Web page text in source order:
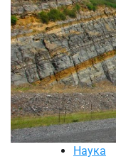
Наука